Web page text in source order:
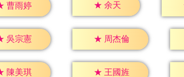
曹雨婷 ★ 余天
吳宗憲 ★ 周杰倫
陳美琪 ★ 王國旌